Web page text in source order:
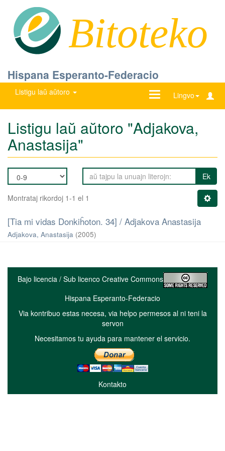
Bitoteko
Hispana Esperanto-Federacio
Listigu laŭ aŭtoro Lingvo
Ŝanĝu
Listigu laŭ aŭtoro "Adjakova,
Anastasija"
Ek
Montrataj rikordoj 1-1 el 1
[Tia mi vidas Donkiĥoton. 34] / Adjakova Anastasija
Adjakova, Anastasija (2005)
Bajo licencia / Sub licenco Creative Commons
Hispana Esperanto-Federacio
Via kontribuo estas necesa, via helpo permesos al ni teni la
servon
Necesitamos tu ayuda para mantener el servicio.
Kontakto